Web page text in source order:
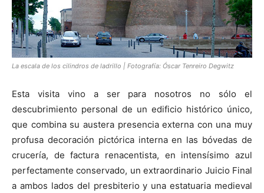
La escala de los cilindros de ladrillo | Fotografía: Óscar Tenreiro Degwitz
Esta visita vino a ser para nosotros no sólo el
descubrimiento personal de un edificio histórico único,
que combina su austera presencia externa con una muy
profusa decoración pictórica interna en las bóvedas de
crucería, de factura renacentista, en intensísimo azul
perfectamente conservado, un extraordinario Juicio Final
a ambos lados del presbiterio y una estatuaria medieval